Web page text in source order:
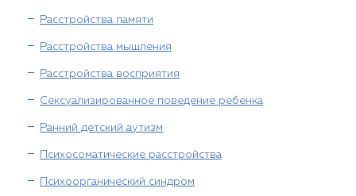
Расстройства памяти
Расстройства мышления
Расстройства восприятия
Сексуализированное поведение ребенка
Ранний детский аутизм
Психосоматические расстройства
Психоорганический синдром